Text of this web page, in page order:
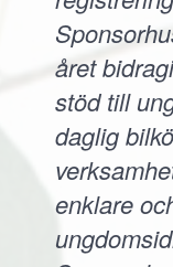
året
stöd till
daglig
enklare